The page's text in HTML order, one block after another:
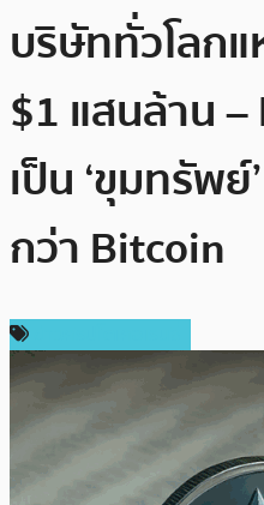
บริษัททั่วโลก
$1 แสนล้าน
เป็น ‘ขุมทรัพย์
กว่า Bitcoin